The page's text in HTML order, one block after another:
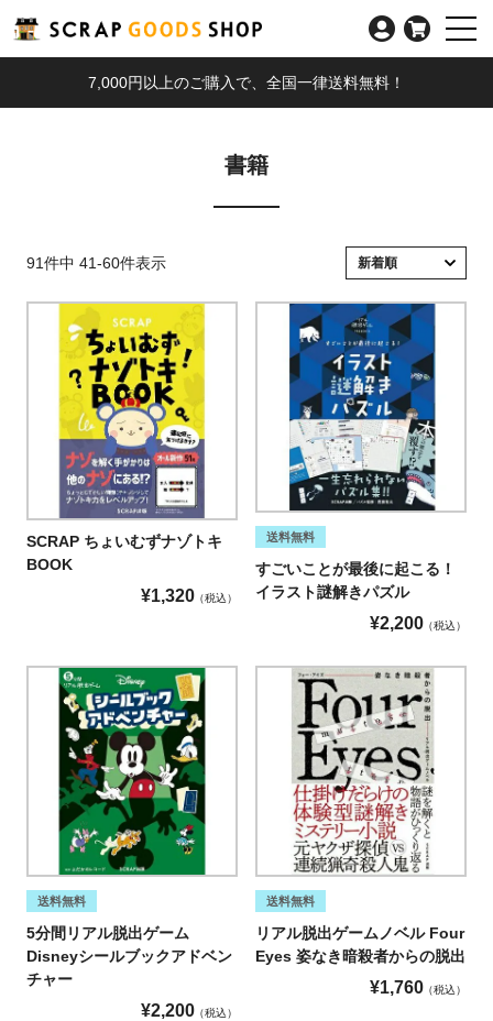
7,000円以上のご購入で、全国一律送料無料！
書籍
新着順
91件中 41-60件表示
SCRAP ちょいむずナゾトキ
BOOK
¥1,320 税込
送料無料
すごいことが最後に起こる！
イラスト謎解きパズル
¥2,200 税込
送料無料
5分間リアル脱出ゲーム
Disneyシールブックアドベン
チャー
¥2,200 税込
送料無料
リアル脱出ゲームノベル Four
Eyes 姿なき暗殺者からの脱出
¥1,760 税込